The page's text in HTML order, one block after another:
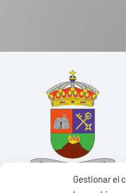
Gestionar el